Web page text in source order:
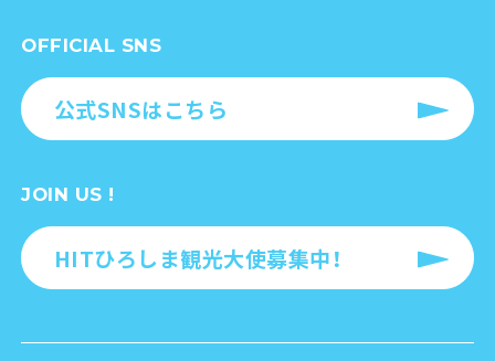
OFFICIAL SNS
公式SNSはこちら
JOIN US !
HITひろしま観光大使募集中！